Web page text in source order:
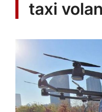
taxi